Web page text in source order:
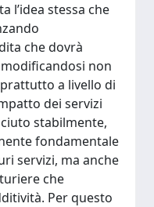
l’idea stessa che
che dovrà
non
a livello di
dei servizi
stabilmente,
fondamentale
servizi, ma anche
che
Per questo